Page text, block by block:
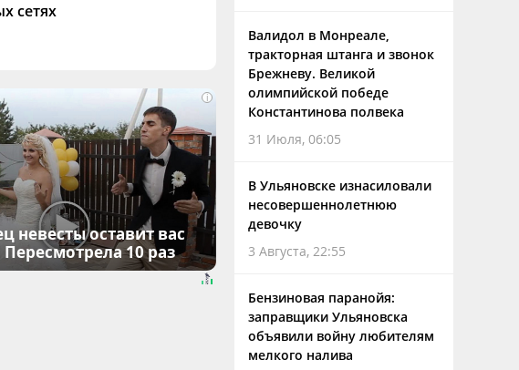
сетях
i
невесты оставит вас
Пересмотрела 10 раз
Валидол в Монреале,
тракторная штанга и звонок
Брежневу. Великой
олимпийской победе
Константинова полвека
31 Июля, 06:05
В Ульяновске изнасиловали
несовершеннолетнюю
девочку
3 Августа, 22:55
Бензиновая паранойя:
заправщики Ульяновска
объявили войну любителям
мелкого налива